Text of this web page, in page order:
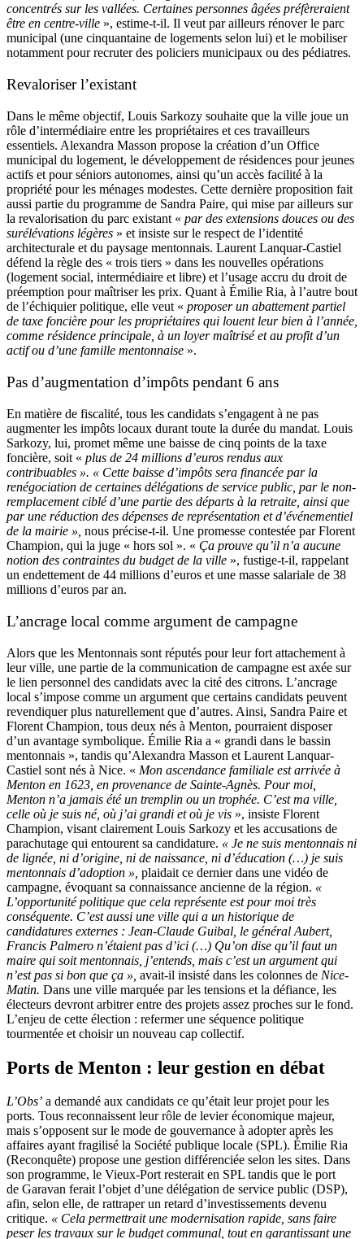
concentrés sur les vallées. Certaines personnes âgées préfèreraient
être en centre-ville », estime-t-il. Il veut par ailleurs rénover le parc
municipal (une cinquantaine de logements selon lui) et le mobiliser
notamment pour recruter des policiers municipaux ou des pédiatres.
Revaloriser l’existant
Dans le même objectif, Louis Sarkozy souhaite que la ville joue un
rôle d’intermédiaire entre les propriétaires et ces travailleurs
essentiels. Alexandra Masson propose la création d’un Office
municipal du logement, le développement de résidences pour jeunes
actifs et pour séniors autonomes, ainsi qu’un accès facilité à la
propriété pour les ménages modestes. Cette dernière proposition fait
aussi partie du programme de Sandra Paire, qui mise par ailleurs sur
la revalorisation du parc existant « par des extensions douces ou des
surélévations légères » et insiste sur le respect de l’identité
architecturale et du paysage mentonnais. Laurent Lanquar-Castiel
défend la règle des « trois tiers » dans les nouvelles opérations
(logement social, intermédiaire et libre) et l’usage accru du droit de
préemption pour maîtriser les prix. Quant à Émilie Ria, à l’autre bout
de l’échiquier politique, elle veut « proposer un abattement partiel
de taxe foncière pour les propriétaires qui louent leur bien à l’année,
comme résidence principale, à un loyer maîtrisé et au profit d’un
actif ou d’une famille mentonnaise ».
Pas d’augmentation d’impôts pendant 6 ans
En matière de fiscalité, tous les candidats s’engagent à ne pas
augmenter les impôts locaux durant toute la durée du mandat. Louis
Sarkozy, lui, promet même une baisse de cinq points de la taxe
foncière, soit « plus de 24 millions d’euros rendus aux
contribuables ». « Cette baisse d’impôts sera financée par la
renégociation de certaines délégations de service public, par le non-
remplacement ciblé d’une partie des départs à la retraite, ainsi que
par une réduction des dépenses de représentation et d’événementiel
de la mairie », nous précise-t-il. Une promesse contestée par Florent
Champion, qui la juge « hors sol ». « Ça prouve qu’il n’a aucune
notion des contraintes du budget de la ville », fustige-t-il, rappelant
un endettement de 44 millions d’euros et une masse salariale de 38
millions d’euros par an.
L’ancrage local comme argument de campagne
Alors que les Mentonnais sont réputés pour leur fort attachement à
leur ville, une partie de la communication de campagne est axée sur
le lien personnel des candidats avec la cité des citrons. L’ancrage
local s’impose comme un argument que certains candidats peuvent
revendiquer plus naturellement que d’autres. Ainsi, Sandra Paire et
Florent Champion, tous deux nés à Menton, pourraient disposer
d’un avantage symbolique. Émilie Ria a « grandi dans le bassin
mentonnais », tandis qu’Alexandra Masson et Laurent Lanquar-
Castiel sont nés à Nice. « Mon ascendance familiale est arrivée à
Menton en 1623, en provenance de Sainte-Agnès. Pour moi,
Menton n’a jamais été un tremplin ou un trophée. C’est ma ville,
celle où je suis né, où j’ai grandi et où je vis », insiste Florent
Champion, visant clairement Louis Sarkozy et les accusations de
parachutage qui entourent sa candidature. « Je ne suis mentonnais ni
de lignée, ni d’origine, ni de naissance, ni d’éducation (…) je suis
mentonnais d’adoption », plaidait ce dernier dans une vidéo de
campagne, évoquant sa connaissance ancienne de la région. «
L’opportunité politique que cela représente est pour moi très
conséquente. C’est aussi une ville qui a un historique de
candidatures externes : Jean-Claude Guibal, le général Aubert,
Francis Palmero n’étaient pas d’ici (…) Qu’on dise qu’il faut un
maire qui soit mentonnais, j’entends, mais c’est un argument qui
n’est pas si bon que ça », avait-il insisté dans les colonnes de Nice-
Matin. Dans une ville marquée par les tensions et la défiance, les
électeurs devront arbitrer entre des projets assez proches sur le fond.
L’enjeu de cette élection : refermer une séquence politique
tourmentée et choisir un nouveau cap collectif.
Ports de Menton : leur gestion en débat
L’Obs’ a demandé aux candidats ce qu’était leur projet pour les
ports. Tous reconnaissent leur rôle de levier économique majeur,
mais s’opposent sur le mode de gouvernance à adopter après les
affaires ayant fragilisé la Société publique locale (SPL). Émilie Ria
(Reconquête) propose une gestion différenciée selon les sites. Dans
son programme, le Vieux-Port resterait en SPL tandis que le port
de Garavan ferait l’objet d’une délégation de service public (DSP),
afin, selon elle, de rattraper un retard d’investissements devenu
critique. « Cela permettrait une modernisation rapide, sans faire
peser les travaux sur le budget communal, tout en garantissant une